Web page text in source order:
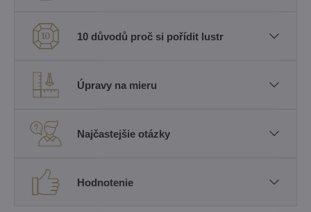
10 důvodů proč si pořídit lustr
Úpravy na mieru
Najčastejšie otázky
Hodnotenie